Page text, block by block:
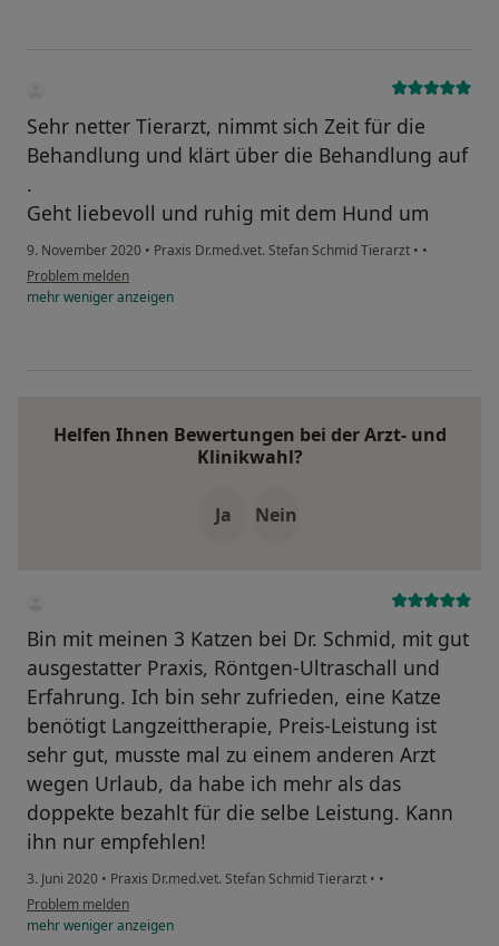
Sehr netter Tierarzt, nimmt sich Zeit für die
Behandlung und klärt über die Behandlung auf
.
Geht liebevoll und ruhig mit dem Hund um
9. November 2020 • Praxis Dr.med.vet. Stefan Schmid Tierarzt • •
Problem melden
mehrwenigeranzeigen
Helfen Ihnen Bewertungen bei der Arzt- und
Klinikwahl?
Ja Nein
Bin mit meinen 3 Katzen bei Dr. Schmid, mit gut
ausgestatter Praxis, Röntgen-Ultraschall und
Erfahrung. Ich bin sehr zufrieden, eine Katze
benötigt Langzeittherapie, Preis-Leistung ist
sehr gut, musste mal zu einem anderen Arzt
wegen Urlaub, da habe ich mehr als das
doppekte bezahlt für die selbe Leistung. Kann
ihn nur empfehlen!
3. Juni 2020 • Praxis Dr.med.vet. Stefan Schmid Tierarzt • •
Problem melden
mehrwenigeranzeigen